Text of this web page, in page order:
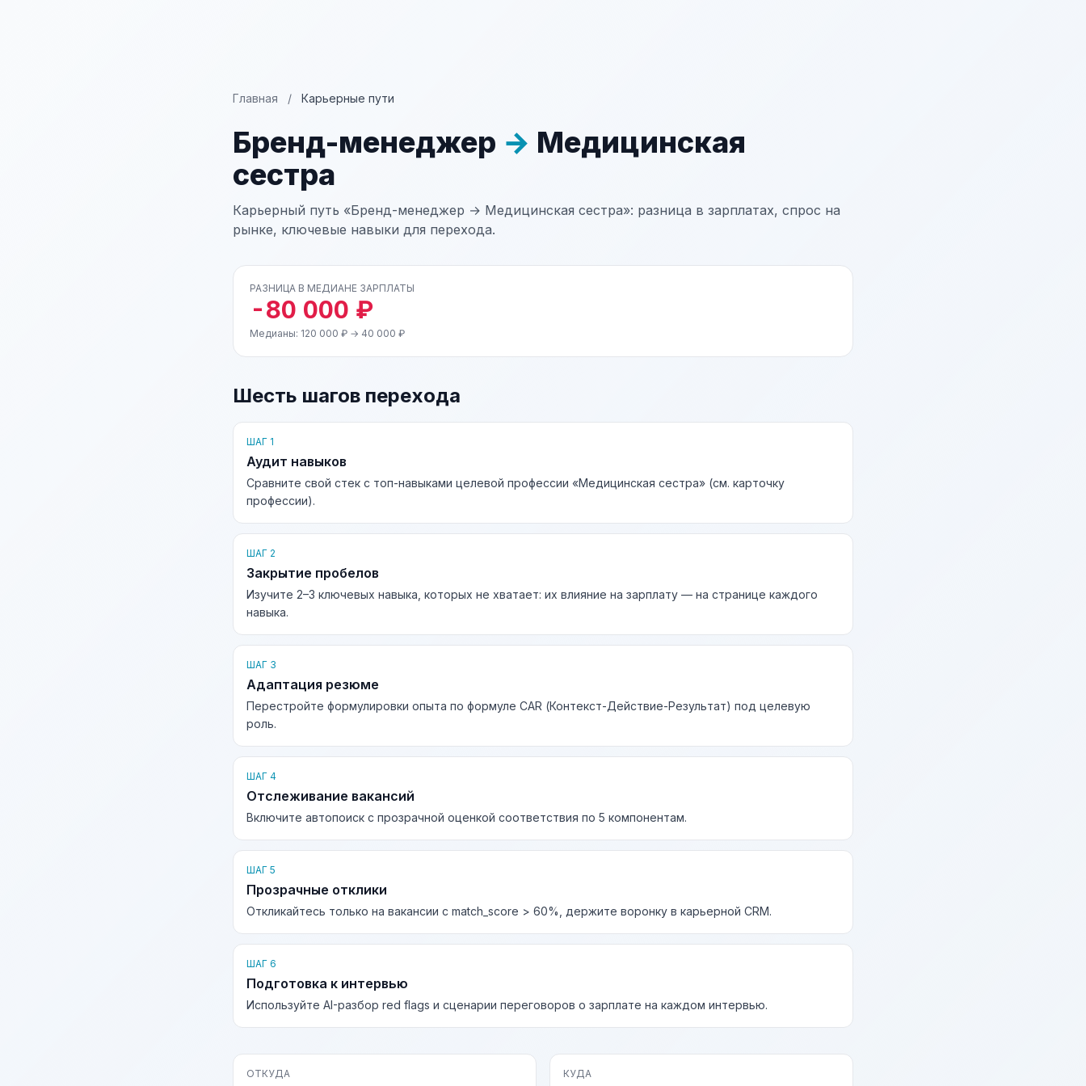
Главная / Карьерные пути
Бренд-менеджер → Медицинская
сестра
Карьерный путь «Бренд-менеджер → Медицинская сестра»: разница в зарплатах, спрос на
рынке, ключевые навыки для перехода.
РАЗНИЦА В МЕДИАНЕ ЗАРПЛАТЫ
-80 000 ₽
Медианы: 120 000 ₽ → 40 000 ₽
Шесть шагов перехода
ШАГ 1
Аудит навыков
Сравните свой стек с топ-навыками целевой профессии «Медицинская сестра» (см. карточку
профессии).
ШАГ 2
Закрытие пробелов
Изучите 2–3 ключевых навыка, которых не хватает: их влияние на зарплату — на странице каждого
навыка.
ШАГ 3
Адаптация резюме
Перестройте формулировки опыта по формуле CAR (Контекст-Действие-Результат) под целевую
роль.
ШАГ 4
Отслеживание вакансий
Включите автопоиск с прозрачной оценкой соответствия по 5 компонентам.
ШАГ 5
Прозрачные отклики
Откликайтесь только на вакансии с match_score > 60%, держите воронку в карьерной CRM.
ШАГ 6
Подготовка к интервью
Используйте AI-разбор red flags и сценарии переговоров о зарплате на каждом интервью.
ОТКУДА КУДА